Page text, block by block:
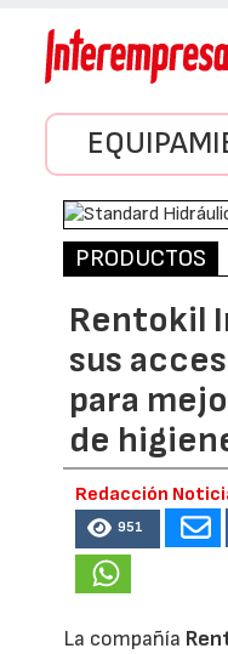
PRODUCTOS
Rentokil
sus
para
de
Redacción
951
La compañía